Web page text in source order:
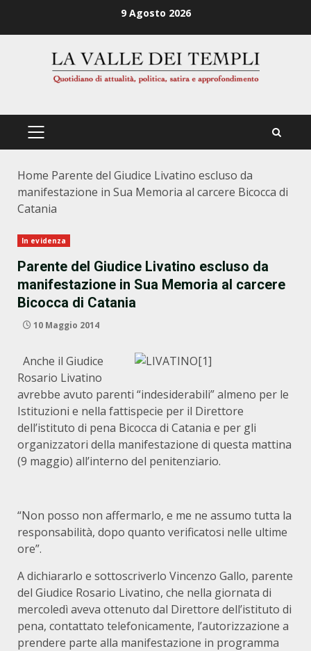
9 Agosto 2026
PRIMÄRES
Home Parente del Giudice Livatino escluso da
manifestazione in Sua Memoria al carcere Bicocca di
Catania
In evidenza
Parente del Giudice Livatino escluso da
manifestazione in Sua Memoria al carcere
Bicocca di Catania
10 Maggio 2014
Anche il Giudice
Rosario Livatino
avrebbe avuto parenti “indesiderabili” almeno per le
Istituzioni e nella fattispecie per il Direttore
dell’istituto di pena Bicocca di Catania e per gli
organizzatori della manifestazione di questa mattina
(9 maggio) all’interno del penitenziario.
“Non posso non affermarlo, e me ne assumo tutta la
responsabilità, dopo quanto verificatosi nelle ultime
ore”.
A dichiararlo e sottoscriverlo Vincenzo Gallo, parente
del Giudice Rosario Livatino, che nella giornata di
mercoledì aveva ottenuto dal Direttore dell’istituto di
pena, contattato telefonicamente, l’autorizzazione a
prendere parte alla manifestazione in programma